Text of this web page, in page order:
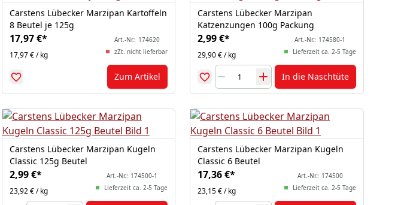
Carstens Lübecker Marzipan Kartoffeln
8 Beutel je 125g
17,97 €*
17,97 € / kg
Art.-Nr.: 174620
zZt. nicht lieferbar
Zum Artikel
Carstens Lübecker Marzipan
Katzenzungen 100g Packung
2,99 €*
29,90 € / kg
Art.-Nr.: 174580-1
Lieferzeit ca. 2-5 Tage
In die Naschtüte
Carstens Lübecker Marzipan Kugeln
Classic 125g Beutel
2,99 €*
23,92 € / kg
Art.-Nr.: 174500-1
Lieferzeit ca. 2-5 Tage
Carstens Lübecker Marzipan Kugeln
Classic 6 Beutel
17,36 €*
23,15 € / kg
Art.-Nr.: 174500
Lieferzeit ca. 2-5 Tage